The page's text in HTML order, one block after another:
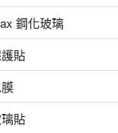
鋼化玻璃
貼
貼